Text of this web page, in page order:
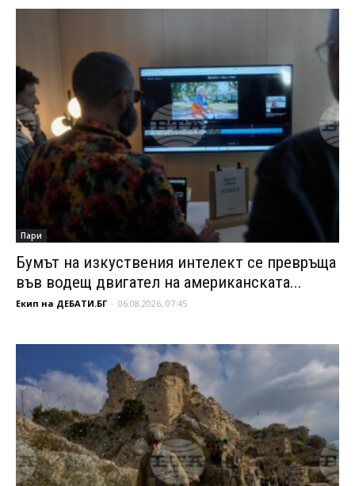
Пари
Бумът на изкуствения интелект се превръща
във водещ двигател на американската...
Екип на ДЕБАТИ.БГ - 06.08.2026, 07:45